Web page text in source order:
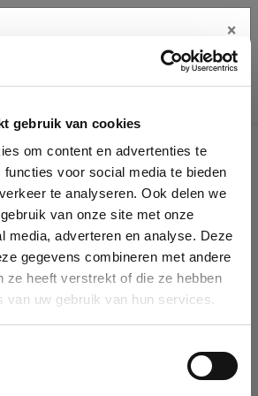
gebruik van cookies
om content en advertenties te
functies voor social media te bieden
te analyseren. Ook delen we
van onze site met onze
media, adverteren en analyse. Deze
gegevens combineren met andere
ze heeft verstrekt of die ze hebben
van uw gebruik van hun services.
company details
in our database by name, VAT or
is selected it will auto-complete the
company in our database, you can create
×